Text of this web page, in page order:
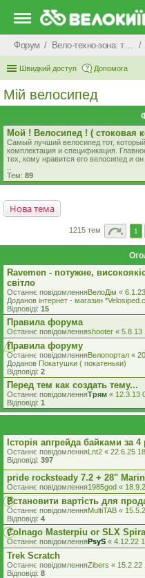
Форум Вело-техно-зона: технічні питання та консультації
Швидкий доступ Допомога
Мiй велосипед
Мой ! Велосипед ! ( стоковая
Самый лучший велосипед тот,
комплектация и спецификация.
тех, кому нравится его велосипед и
Тем: 89
Нова тема
1215 тем 1
Ravemen - потужне,
світло
Останнє повідомленняВелоДім «
Доданов iнтернет - магазин
Відповіді: 15
Правила форума
Останнє повідомленняshooter « 5.8.13
Правила форуму
Останнє повідомленняВелопортал «
Доданов Покатушки ( покатеньки)
Відповіді: 2
Перед тем как создать тему...
Останнє повідомленняТрям « 12.3.13
Відповіді: 1
Історія апгрейда байками за
Останнє повідомленняLnt2 « 22.6.25
Відповіді: 397
pride rocksteady 7.2 + 28"
Останнє повідомлення1985god «
Встановити вартість для
Останнє повідомленняMultiTAB «
Відповіді: 4
Colnago Masterpiu or SLX
Останнє повідомленняPsyS « 4.12.22
Trek Scratch
Останнє повідомленняZibers « 15.2.22
Відповіді: 8